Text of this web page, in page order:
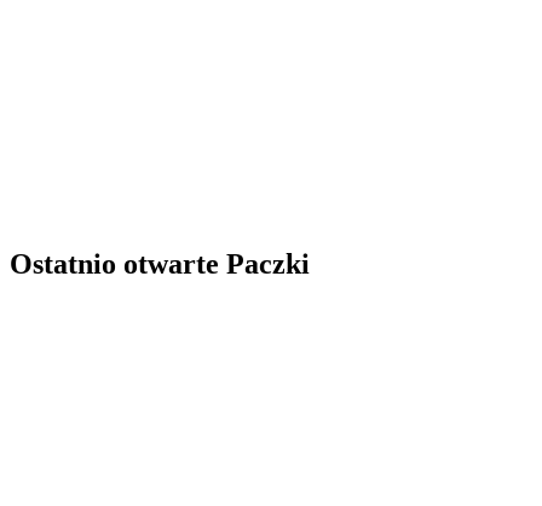
Ostatnio otwarte Paczki